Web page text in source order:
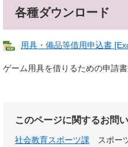
各種ダウンロード
用具・備品等借用申込書
ゲーム用具を借りるための申請
このページに関するお問
社会教育スポーツ課
スポー